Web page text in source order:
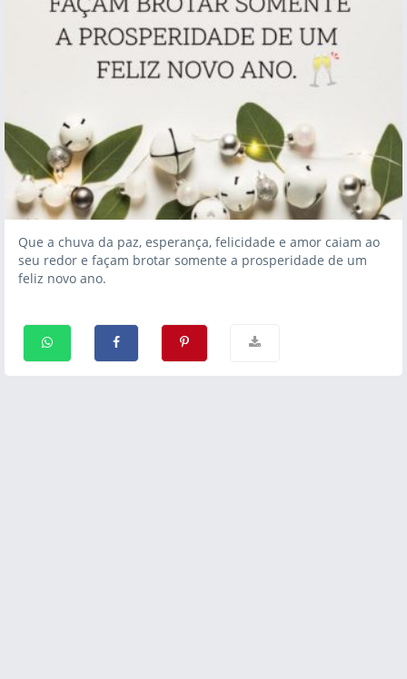
Que a chuva da paz, esperança, felicidade e amor caiam ao
seu redor e façam brotar somente a prosperidade de um
feliz novo ano.